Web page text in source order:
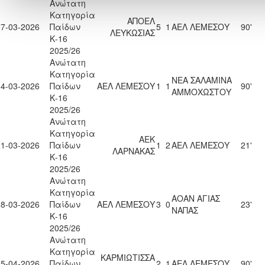
03-2026
Ανώτατη
Κατηγορία
Παίδων
Κ-16
2025/26
ΑΠΟΕΛ
ΛΕΥΚΩΣΙΑΣ5 1 ΑΕΛ ΛΕΜΕΣΟΥ 90'
03-2026
Ανώτατη
Κατηγορία
Παίδων
Κ-16
2025/26
ΑΕΛ ΛΕΜΕΣΟΥ1 1 ΝΕΑ ΣΑΛΑΜΙΝΑ
ΑΜΜΟΧΩΣΤΟΥ
90'
03-2026
Ανώτατη
Κατηγορία
Παίδων
Κ-16
2025/26
ΑΕΚ
ΛΑΡΝΑΚΑΣ1 2ΑΕΛ ΛΕΜΕΣΟΥ 21'
03-2026
Ανώτατη
Κατηγορία
Παίδων
Κ-16
2025/26
ΑΕΛ ΛΕΜΕΣΟΥ3 0ΑΟΑΝ ΑΓΙΑΣ
ΝΑΠΑΣ
23'
Ανώτατη
Κατηγορία ΚΑΡΜΙΩΤΙΣΣΑ